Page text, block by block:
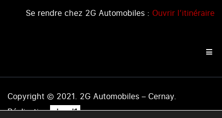
Se rendre chez 2G Automobiles : Ouvrir l’itinéraire
Copyright © 2021. 2G Automobiles – Cernay.
Réalisation .level1